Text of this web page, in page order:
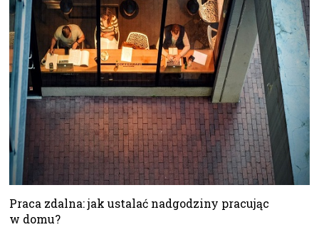
Praca zdalna: jak ustalać nadgodziny pracując
w domu?